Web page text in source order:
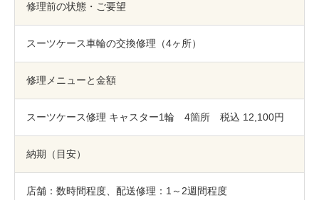
包丁研ぎ
店舗を探す
オンライン修理見積もりサービス（配送修理）
よくあるご質問
お問い合わせ
採用情報
修理前の状態・ご要望
スーツケース車輪の交換修理（4ヶ所）
修理メニューと金額
スーツケース修理 キャスター1輪 4箇所 税込 12,100円
納期（目安）
店舗：数時間程度、配送修理：1～2週間程度